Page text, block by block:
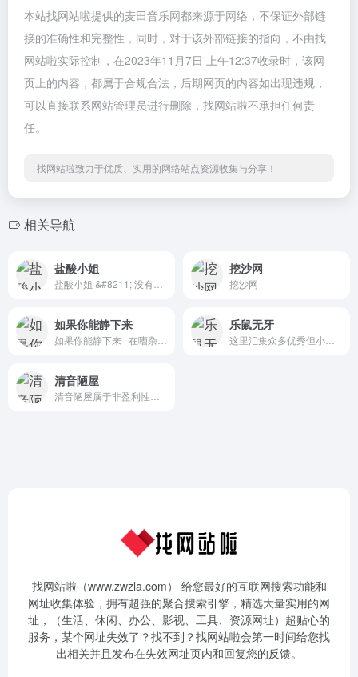
本站找网站啦提供的麦田音乐网都来源于网络，不保证外部链
接的准确性和完整性，同时，对于该外部链接的指向，不由找
网站啦实际控制，在2023年11月7日 上午12:37收录时，该网
页上的内容，都属于合规合法，后期网页的内容如出现违规，
可以直接联系网站管理员进行删除，找网站啦不承担任何责
任。
找网站啦致力于优质、实用的网络站点资源收集与分享！
相关导航
盐酸小姐 挖沙网
挖沙网
如果你能静下来 乐鼠无牙
清音陋屋
找网站啦（www.zwzla.com） 给您最好的互联网搜索功能和
网址收集体验，拥有超强的聚合搜索引擎，精选大量实用的网
址，（生活、休闲、办公、影视、工具、资源网址）超贴心的
服务，某个网址失效了？找不到？找网站啦会第一时间给您找
出相关并且发布在失效网址页内和回复您的反馈。